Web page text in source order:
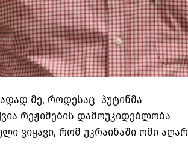
მე, როდესაც პუტინმა
რეჟიმების დამოუკიდებლობა
ვიყავი, რომ უკრაინაში ომი აღარ